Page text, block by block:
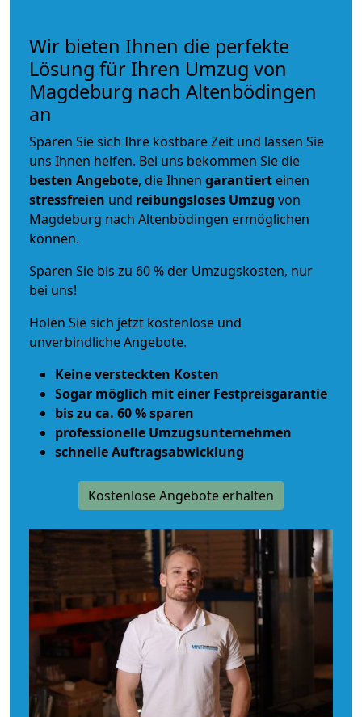
Wir bieten Ihnen die perfekte
Lösung für Ihren Umzug von
Magdeburg nach Altenbödingen
an
Sparen Sie sich Ihre kostbare Zeit und lassen Sie
uns Ihnen helfen. Bei uns bekommen Sie die
besten Angebote, die Ihnen garantiert einen
stressfreien und reibungsloses Umzug von
Magdeburg nach Altenbödingen ermöglichen
können.
Sparen Sie bis zu 60 % der Umzugskosten, nur
bei uns!
Holen Sie sich jetzt kostenlose und
unverbindliche Angebote.
Keine versteckten Kosten
Sogar möglich mit einer Festpreisgarantie
bis zu ca. 60 % sparen
professionelle Umzugsunternehmen
schnelle Auftragsabwicklung
Kostenlose Angebote erhalten